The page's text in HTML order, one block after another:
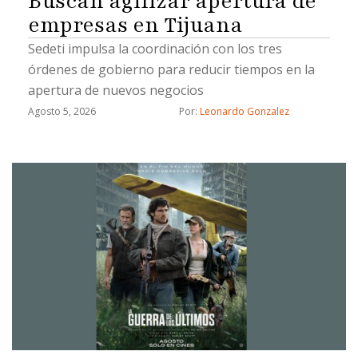
empresas en Tijuana
Sedeti impulsa la coordinación con los tres
órdenes de gobierno para reducir tiempos en la
apertura de nuevos negocios
Agosto 5, 2026 Por: Leonardo Gonzalez